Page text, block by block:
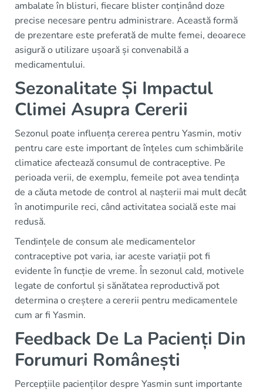
ambalate în blisturi, fiecare blister conținând doze
precise necesare pentru administrare. Această formă
de prezentare este preferată de multe femei, deoarece
asigură o utilizare ușoară și convenabilă a
medicamentului.
Sezonalitate Și Impactul
Climei Asupra Cererii
Sezonul poate influența cererea pentru Yasmin, motiv
pentru care este important de înțeles cum schimbările
climatice afectează consumul de contraceptive. Pe
perioada verii, de exemplu, femeile pot avea tendința
de a căuta metode de control al nașterii mai mult decât
în anotimpurile reci, când activitatea socială este mai
redusă.
Tendințele de consum ale medicamentelor
contraceptive pot varia, iar aceste variații pot fi
evidente în funcție de vreme. În sezonul cald, motivele
legate de confortul și sănătatea reproductivă pot
determina o creștere a cererii pentru medicamentele
cum ar fi Yasmin.
Feedback De La Pacienți Din
Forumuri Românești
Percepțiile pacienților despre Yasmin sunt importante